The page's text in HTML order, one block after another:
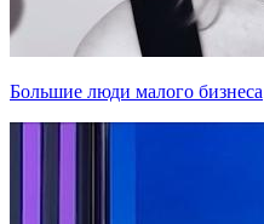
Большие люди малого бизнеса